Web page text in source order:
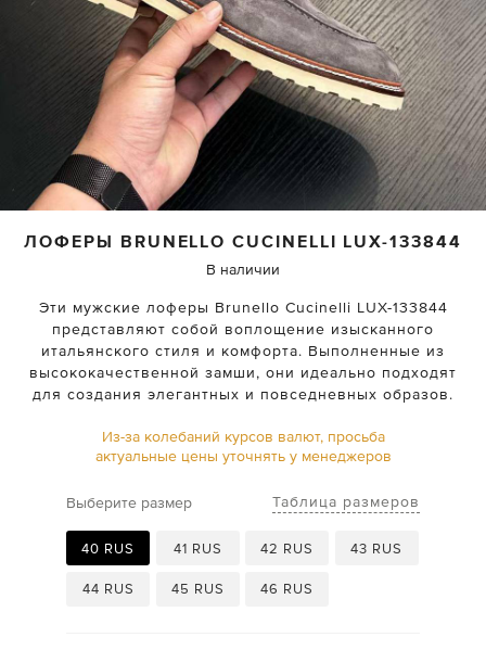
ЛОФЕРЫ BRUNELLO CUCINELLI LUX-133844
В наличии
Эти мужские лоферы Brunello Cucinelli LUX-133844
представляют собой воплощение изысканного
итальянского стиля и комфорта. Выполненные из
высококачественной замши, они идеально подходят
для создания элегантных и повседневных образов.
Из-за колебаний курсов валют, просьба
актуальные цены уточнять у менеджеров
Выберите размер Таблица размеров
40 RUS 41 RUS 42 RUS 43 RUS
44 RUS 45 RUS 46 RUS